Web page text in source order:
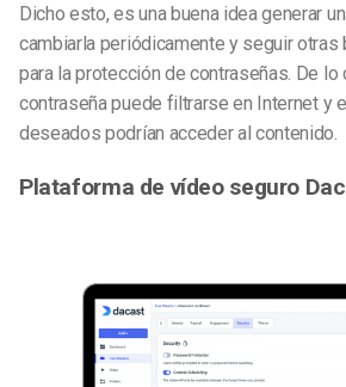
Dicho esto, es una buena idea generar
cambiarla periódicamente y seguir otras
para la protección de contraseñas. De lo
contraseña puede filtrarse en Internet y
deseados podrían acceder al contenido.
Plataforma de vídeo seguro